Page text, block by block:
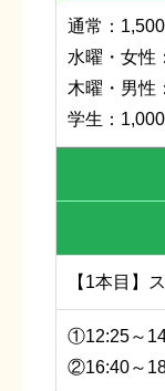
通常：
水曜・女性
木曜・男性
学生：
【1本目】
①12:25～
②16:40～